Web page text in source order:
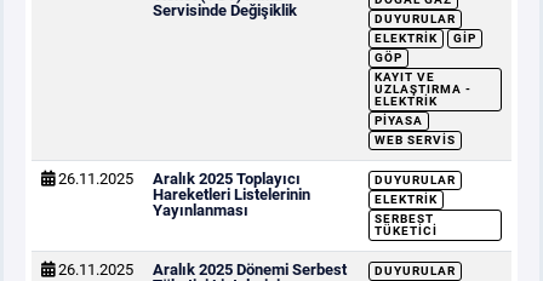
Servisinde Değişiklik
DUYURULAR
ELEKTRIK
GİP
GÖP
KAYIT VE
UZLAŞTIRMA -
ELEKTRIK
PIYASA
WEB SERVIS
26.11.2025
Aralık 2025 Toplayıcı
Hareketleri Listelerinin
Yayınlanması
DUYURULAR
ELEKTRIK
SERBEST
TÜKETICI
26.11.2025
Aralık 2025 Dönemi Serbest
DUYURULAR